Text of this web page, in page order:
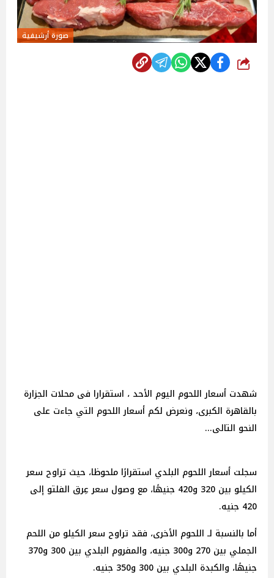
صورة أرشيفية
شارك
شهدت أسعار اللحوم اليوم الأحد ، استقرارا فى محلات الجزارة
بالقاهرة الكبرى، ونعرض لكم أسعار اللحوم التي جاءت على
النحو التالى...
سجلت أسعار اللحوم البلدي استقرارًا ملحوظا، حيث تراوح سعر
الكيلو بين 320 و420 جنيهًا، مع وصول سعر عِرق الفلتو إلى
420 جنيه.
أما بالنسبة لـ اللحوم الأخرى، فقد تراوح سعر الكيلو من اللحم
الجملي بين 270 و300 جنيه، والمفروم البلدي بين 300 و370
جنيهًا، والكبدة البلدي بين 300 و350 جنيه.